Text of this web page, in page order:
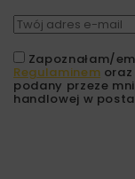
Zapoznałam/
Regulaminem
podany przeze
handlowej w